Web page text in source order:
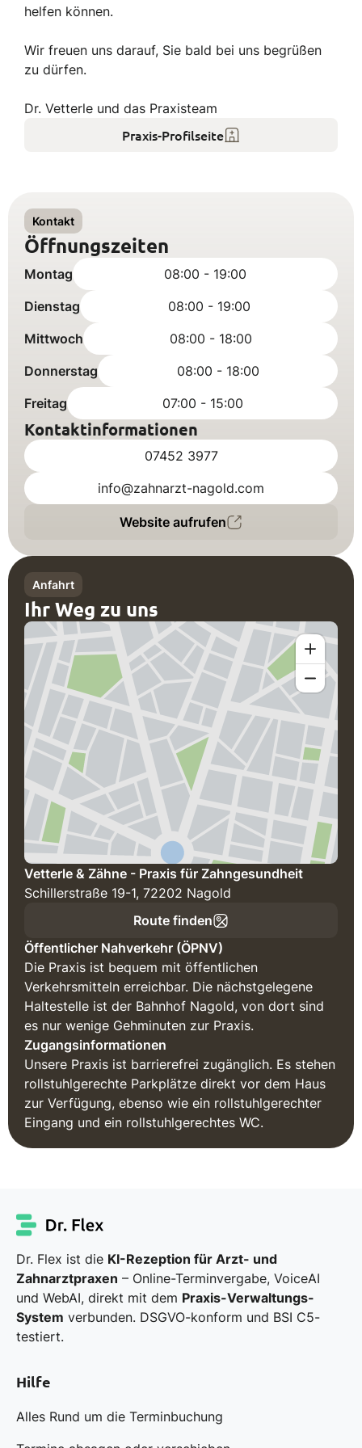
helfen können.
Wir freuen uns darauf, Sie bald bei uns begrüßen
zu dürfen.
Dr. Vetterle und das Praxisteam
Praxis-Profilseite
Kontakt
Öffnungszeiten
Montag
08:00 - 19:00
Dienstag
08:00 - 19:00
Mittwoch
08:00 - 18:00
Donnerstag
08:00 - 18:00
Freitag
07:00 - 15:00
Kontaktinformationen
07452 3977
info@zahnarzt-nagold.com
Website aufrufen
Anfahrt
Ihr Weg zu uns
Vetterle & Zähne - Praxis für Zahngesundheit
Schillerstraße 19-1, 72202 Nagold
Route finden
Öffentlicher Nahverkehr (ÖPNV)
Die Praxis ist bequem mit öffentlichen
Verkehrsmitteln erreichbar. Die nächstgelegene
Haltestelle ist der Bahnhof Nagold, von dort sind
es nur wenige Gehminuten zur Praxis.
Zugangsinformationen
Unsere Praxis ist barrierefrei zugänglich. Es stehen
rollstuhlgerechte Parkplätze direkt vor dem Haus
zur Verfügung, ebenso wie ein rollstuhlgerechter
Eingang und ein rollstuhlgerechtes WC.
Dr. Flex ist die KI-Rezeption für Arzt- und
Zahnarztpraxen – Online-Terminvergabe, VoiceAI
und WebAI, direkt mit dem Praxis-Verwaltungs-
System verbunden. DSGVO-konform und BSI C5-
testiert.
Hilfe
Alles Rund um die Terminbuchung